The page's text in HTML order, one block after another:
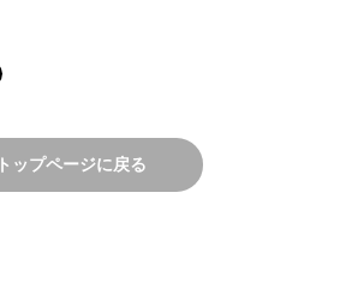
トップページに戻る